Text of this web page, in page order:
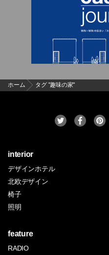
ホーム タグ "趣味の家"
interior
デザインホテル
北欧デザイン
椅子
照明
feature
RADIO